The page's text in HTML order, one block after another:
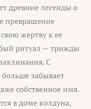
древние легенды о
превращение
жертву к ее
ритуал — трижды
С
забывает
собственное имя.
в доме колдуна,